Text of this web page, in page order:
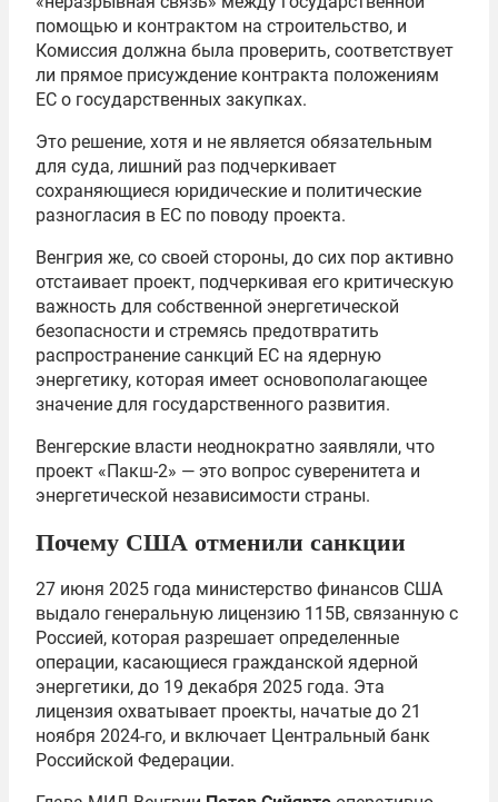
помощью и контрактом на строительство, и
Комиссия должна была проверить, соответствует
ли прямое присуждение контракта положениям
ЕС о государственных закупках.
Это решение, хотя и не является обязательным
для суда, лишний раз подчеркивает
сохраняющиеся юридические и политические
разногласия в ЕС по поводу проекта.
Венгрия же, со своей стороны, до сих пор активно
отстаивает проект, подчеркивая его критическую
важность для собственной энергетической
безопасности и стремясь предотвратить
распространение санкций ЕС на ядерную
энергетику, которая имеет основополагающее
значение для государственного развития.
Венгерские власти неоднократно заявляли, что
проект «Пакш-2» — это вопрос суверенитета и
энергетической независимости страны.
Почему США отменили санкции
27 июня 2025 года министерство финансов США
выдало генеральную лицензию 115B, связанную с
Россией, которая разрешает определенные
операции, касающиеся гражданской ядерной
энергетики, до 19 декабря 2025 года. Эта
лицензия охватывает проекты, начатые до 21
ноября 2024-го, и включает Центральный банк
Российской Федерации.